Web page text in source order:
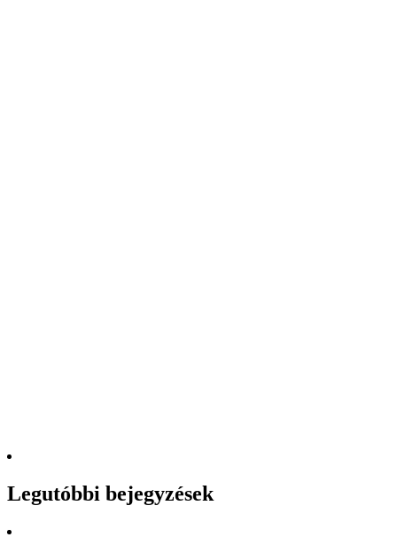
Legutóbbi bejegyzések